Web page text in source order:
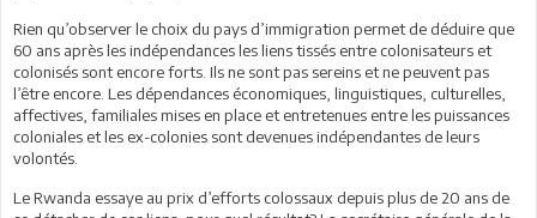
Rien qu’observer le choix du pays d’immigration permet de déduire que
60 ans après les indépendances les liens tissés entre colonisateurs et
colonisés sont encore forts. Ils ne sont pas sereins et ne peuvent pas
l’être encore. Les dépendances économiques, linguistiques, culturelles,
affectives, familiales mises en place et entretenues entre les puissances
coloniales et les ex-colonies sont devenues indépendantes de leurs
volontés.
Le Rwanda essaye au prix d’efforts colossaux depuis plus de 20 ans de